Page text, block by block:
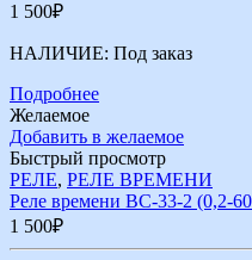
1 500₽
НАЛИЧИЕ: Под заказ
Подробнее
Желаемое
Добавить в желаемое
Быстрый просмотр
РЕЛЕ, РЕЛЕ ВРЕМЕНИ
Реле времени ВС-33-2 (0,2-
1 500₽